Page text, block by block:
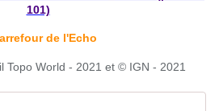
101)
de l'Echo
Topo World - 2021 et © IGN - 2021